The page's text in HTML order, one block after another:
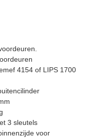
4154 of LIPS 1700
3 sleutels
voor